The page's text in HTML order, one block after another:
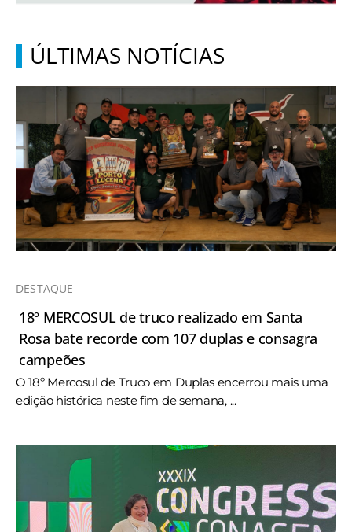
ÚLTIMAS NOTÍCIAS
DESTAQUE
18º MERCOSUL de truco realizado em Santa
Rosa bate recorde com 107 duplas e consagra
campeões
O 18º Mercosul de Truco em Duplas encerrou mais uma
edição histórica neste fim de semana, ...